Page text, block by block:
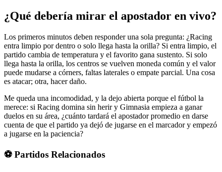
¿Qué debería mirar el apostador en vivo?
Los primeros minutos deben responder una sola pregunta: ¿Racing
entra limpio por dentro o solo llega hasta la orilla? Si entra limpio, el
partido cambia de temperatura y el favorito gana sustento. Si solo
llega hasta la orilla, los centros se vuelven moneda común y el valor
puede mudarse a córners, faltas laterales o empate parcial. Una cosa
es atacar; otra, hacer daño.
Me queda una incomodidad, y la dejo abierta porque el fútbol la
merece: si Racing domina sin herir y Gimnasia empieza a ganar
duelos en su área, ¿cuánto tardará el apostador promedio en darse
cuenta de que el partido ya dejó de jugarse en el marcador y empezó
a jugarse en la paciencia?
⚽ Partidos Relacionados